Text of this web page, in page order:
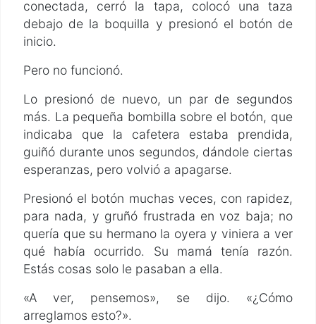
conectada, cerró la tapa, colocó una taza
debajo de la boquilla y presionó el botón de
inicio.
Pero no funcionó.
Lo presionó de nuevo, un par de segundos
más. La pequeña bombilla sobre el botón, que
indicaba que la cafetera estaba prendida,
guiñó durante unos segundos, dándole ciertas
esperanzas, pero volvió a apagarse.
Presionó el botón muchas veces, con rapidez,
para nada, y gruñó frustrada en voz baja; no
quería que su hermano la oyera y viniera a ver
qué había ocurrido. Su mamá tenía razón.
Estás cosas solo le pasaban a ella.
«A ver, pensemos», se dijo. «¿Cómo
arreglamos esto?».